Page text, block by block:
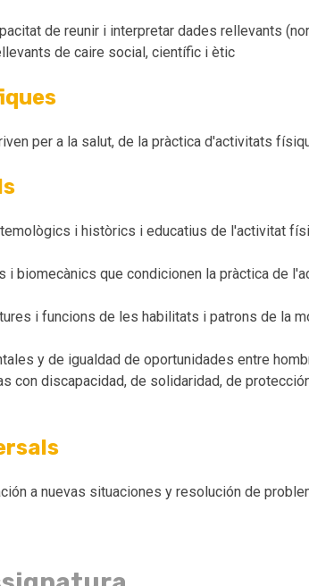
de reunir i interpretar dades rellevants
de caire social, científic i ètic
per a la salut, de la pràctica d'activitats
i històrics i educatius de l'activitat
biomecànics que condicionen la pràctica de
i funcions de les habilitats i patrons de la
y de igualdad de oportunidades entre
con discapacidad, de solidaridad, de
a nuevas situaciones y resolución de